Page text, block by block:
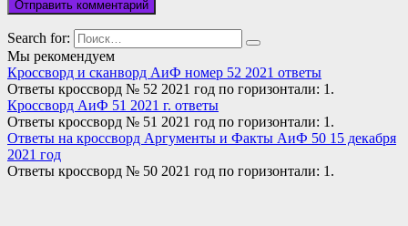
Search for:
Мы рекомендуем
Кроссворд и сканворд АиФ номер 52 2021 ответы
Ответы кроссворд № 52 2021 год по горизонтали: 1.
Кроссворд АиФ 51 2021 г. ответы
Ответы кроссворд № 51 2021 год по горизонтали: 1.
Ответы на кроссворд Аргументы и Факты АиФ 50 15 декабря
2021 год
Ответы кроссворд № 50 2021 год по горизонтали: 1.